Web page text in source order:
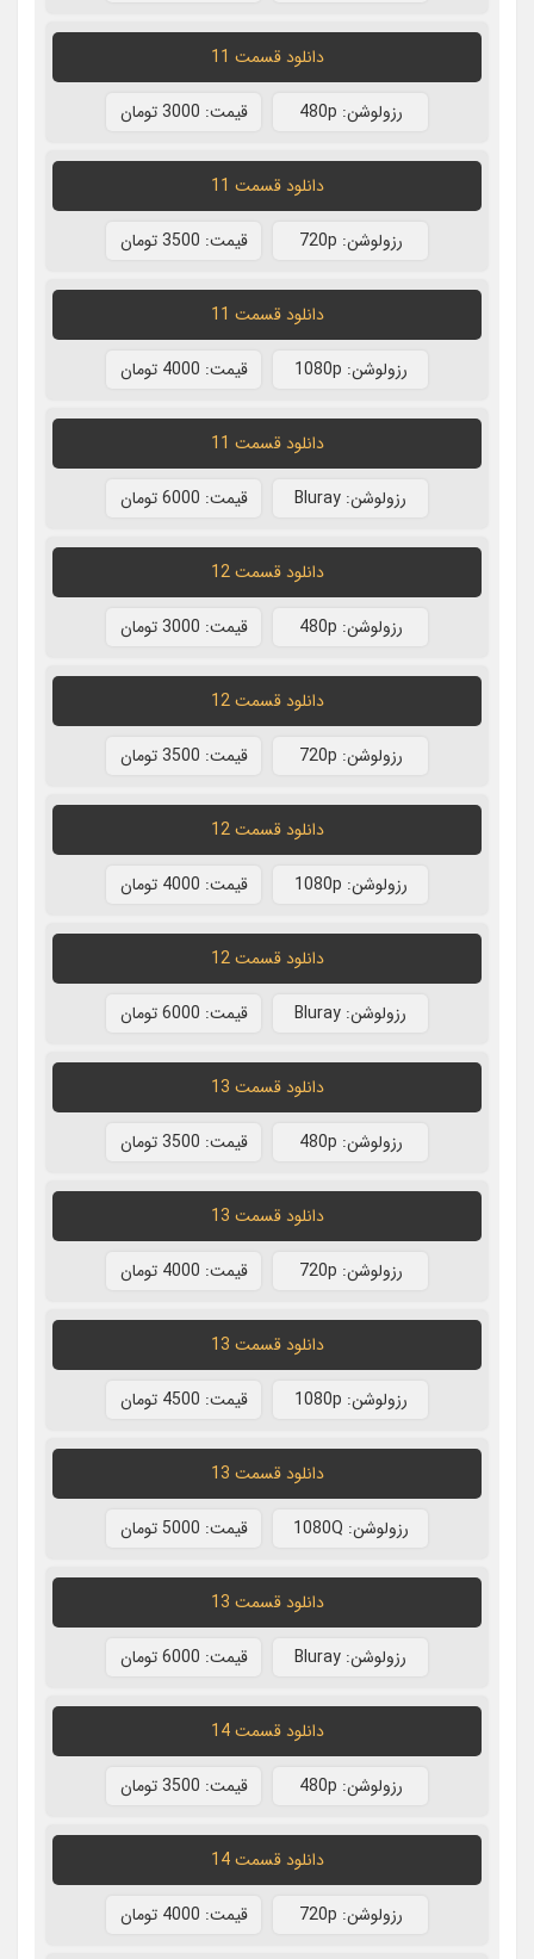
دانلود قسمت 11
رزولوشن: 480p قيمت: 3000 تومان
دانلود قسمت 11
رزولوشن: 720p قيمت: 3500 تومان
دانلود قسمت 11
رزولوشن: 1080p قيمت: 4000 تومان
دانلود قسمت 11
رزولوشن: Bluray قيمت: 6000 تومان
دانلود قسمت 12
رزولوشن: 480p قيمت: 3000 تومان
دانلود قسمت 12
رزولوشن: 720p قيمت: 3500 تومان
دانلود قسمت 12
رزولوشن: 1080p قيمت: 4000 تومان
دانلود قسمت 12
رزولوشن: Bluray قيمت: 6000 تومان
دانلود قسمت 13
رزولوشن: 480p قيمت: 3500 تومان
دانلود قسمت 13
رزولوشن: 720p قيمت: 4000 تومان
دانلود قسمت 13
رزولوشن: 1080p قيمت: 4500 تومان
دانلود قسمت 13
رزولوشن: 1080Q قيمت: 5000 تومان
دانلود قسمت 13
رزولوشن: Bluray قيمت: 6000 تومان
دانلود قسمت 14
رزولوشن: 480p قيمت: 3500 تومان
دانلود قسمت 14
رزولوشن: 720p قيمت: 4000 تومان